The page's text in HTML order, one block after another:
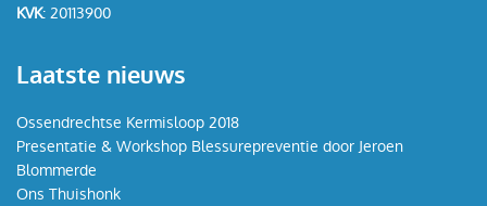
KVK: 20113900
Laatste nieuws
Ossendrechtse Kermisloop 2018
Presentatie & Workshop Blessurepreventie door Jeroen
Blommerde
Ons Thuishonk